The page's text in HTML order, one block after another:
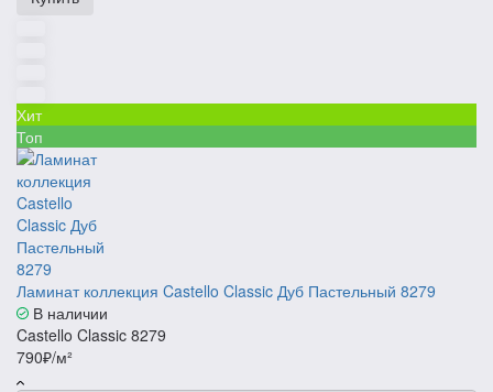
Хит
Топ
Ламинат коллекция Castello Classic Дуб Пастельный 8279
В наличии
Castello Classic 8279
790₽/м²